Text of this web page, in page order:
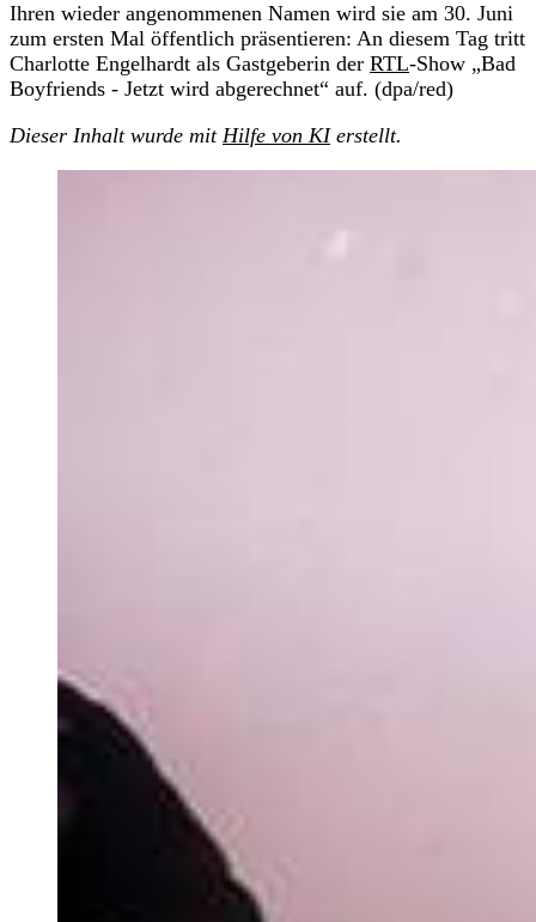
Ihren wieder angenommenen Namen wird sie am 30. Juni
zum ersten Mal öffentlich präsentieren: An diesem Tag tritt
Charlotte Engelhardt als Gastgeberin der RTL-Show „Bad
Boyfriends - Jetzt wird abgerechnet“ auf. (dpa/red)
Dieser Inhalt wurde mit Hilfe von KIerstellt.